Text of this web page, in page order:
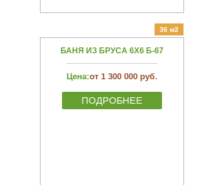
36 м2
БАНЯ ИЗ БРУСА 6Х6 Б-67
Цена:от 1 300 000 руб.
ПОДРОБНЕЕ